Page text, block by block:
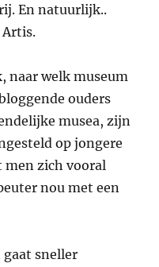
En natuurlijk..
Artis.
naar welk museum
ouders
musea, zijn
op jongere
men zich vooral
nou met een
sneller